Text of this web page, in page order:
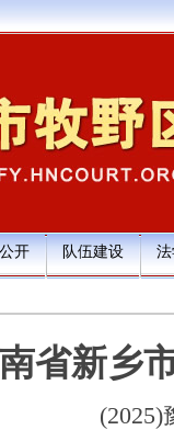
开 队伍建设
省新乡
(2025)